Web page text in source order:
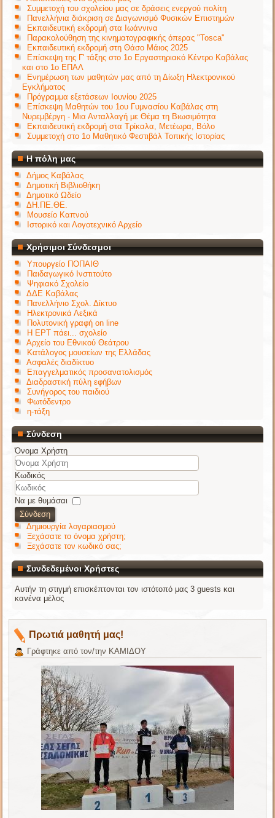
Συμμετοχή του σχολείου μας σε δράσεις ενεργού πολίτη
Πανελλήνια διάκριση σε Διαγωνισμό Φυσικών Επιστημών
Εκπαιδευτική εκδρομή στα Ιωάννινα
Παρακολούθηση της κινηματογραφικής όπερας "Tosca"
Εκπαιδευτική εκδρομή στη Θάσο Μάιος 2025
Επίσκεψη της Γ' τάξης στο 1ο Εργαστηριακό Κέντρο Καβάλας
και στο 1ο ΕΠΑΛ
Ενημέρωση των μαθητών μας από τη Δίωξη Ηλεκτρονικού
Εγκλήματος
Πρόγραμμα εξετάσεων Ιουνίου 2025
Επίσκεψη Μαθητών του 1ου Γυμνασίου Καβάλας στη
Νυρεμβέργη - Μια Ανταλλαγή με Θέμα τη Βιωσιμότητα
Εκπαιδευτική εκδρομή στα Τρίκαλα, Μετέωρα, Βόλο
Συμμετοχή στο 1ο Μαθητικό Φεστιβάλ Τοπικής Ιστορίας
Η πόλη μας
Δήμος Καβάλας
Δημοτική Βιβλιοθήκη
Δημοτικό Ωδείο
ΔΗ.ΠΕ.ΘΕ.
Μουσείο Καπνού
Ιστορικό και Λογοτεχνικό Αρχείο
Χρήσιμοι Σύνδεσμοι
Υπουργείο ΠΟΠΑΙΘ
Παιδαγωγικό Ινστιτούτο
Ψηφιακό Σχολείο
ΔΔΕ Καβάλας
Πανελλήνιο Σχολ. Δίκτυο
Ηλεκτρονικά Λεξικά
Πολυτονική γραφή on line
Η ΕΡΤ πάει... σχολείο
Αρχείο του Εθνικού Θεάτρου
Κατάλογος μουσείων της Ελλάδας
Ασφαλές διαδίκτυο
Επαγγελματικός προσανατολισμός
Διαδραστική πύλη εφήβων
Συνήγορος του παιδιού
Φωτόδεντρο
η-τάξη
Σύνδεση
Όνομα Χρήστη
Κωδικός
Να με θυμάσαι
Σύνδεση
Δημιουργία λογαριασμού
Ξεχάσατε το όνομα χρήστη;
Ξεχάσατε τον κωδικό σας;
Συνδεδεμένοι Χρήστες
Αυτήν τη στιγμή επισκέπτονται τον ιστότοπό μας 3 guests και
κανένα μέλος
Πρωτιά μαθητή μας!
Γράφτηκε από τον/την ΚΑΜΙΔΟΥ